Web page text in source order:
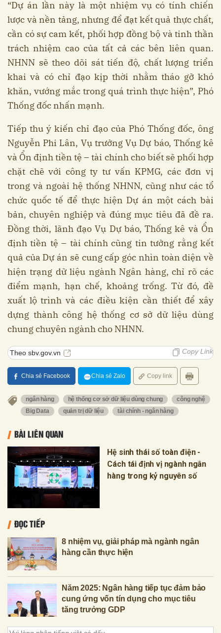
“Dự án lần này là một nhiệm vụ có tính chiến
lược và nền tảng, nhưng để đạt kết quả thực chất,
cần có sự cam kết, phối hợp đồng bộ và tinh thần
trách nhiệm cao của tất cả các bên liên quan.
NHNN sẽ theo dõi sát tiến độ, chất lượng triển
khai và có chỉ đạo kịp thời nhằm tháo gỡ khó
khăn, vướng mắc trong quá trình thực hiện”, Phó
Thống đốc nhấn mạnh.
Tiếp thu ý kiến chỉ đạo của Phó Thống đốc, ông
Nguyễn Phi Lân, Vụ trưởng Vụ Dự báo, Thống kê
và Ổn định tiền tệ – tài chính cho biết sẽ phối hợp
chặt chẽ với công ty tư vấn KPMG, các đơn vị
trong và ngoài hệ thống NHNN, cũng như các tổ
chức quốc tế để thực hiện Dự án một cách bài
bản, chuyên nghiệp và đúng mục tiêu đã đề ra.
Đồng thời, lãnh đạo Vụ Dự báo, Thống kê và Ổn
định tiền tệ – tài chính cũng tin tưởng rằng kết
quả của Dự án sẽ cung cấp góc nhìn toàn diện về
hiện trạng dữ liệu ngành Ngân hàng, chỉ rõ các
điểm mạnh, hạn chế, khoảng trống. Từ đó, đề
xuất lộ trình và các điều kiện cần thiết để xây
dựng thành công hệ thống cơ sở dữ liệu dùng
chung chuyên ngành cho NHNN.
Theo sbv.gov.vn Copy Link
Chia sẻ Facebook Chia sẻ Zalo Copy link
ngân hàng hệ thống cơ sở dữ liệu dùng chung
công nghệ
Big Data
quản trị dữ liệu tài chính - ngân hàng
BÀI LIÊN QUAN
Hệ sinh thái số toàn điện -
Cách tái định vị ngành ngân
hàng trong kỷ nguyên số
ĐỌC TIẾP
8 nhiệm vụ, giải pháp mà ngành ngân
hàng cần thực hiện
Năm 2025: Ngân hàng tiếp tục đảm bảo
cung ứng vốn tín dụng cho mục tiêu
tăng trưởng GDP